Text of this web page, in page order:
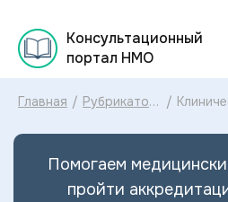
Консультационный
портал НМО
Главная / Рубрикатор
рекомендаций
/
МКБ-10:
Помогаем
пройти